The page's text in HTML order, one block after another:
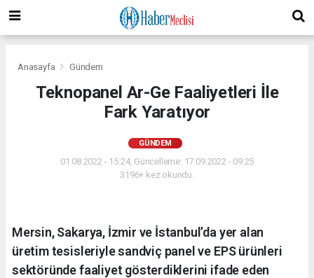
Anasayfa Gündem
Teknopanel Ar-Ge Faaliyetleri İle
Fark Yaratıyor
GÜNDEM
01.08.2022 - 15:24, Güncelleme: 17.09.2022 - 09:25
3196+ kez okundu.
Mersin, Sakarya, İzmir ve İstanbul’da yer alan
üretim tesisleriyle sandviç panel ve EPS ürünleri
sektöründe faaliyet gösterdiklerini ifade eden